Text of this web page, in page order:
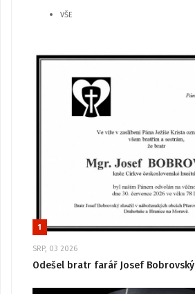
VŠE
1
SRP, 03 2026
Odešel bratr farář Josef Bobrovský